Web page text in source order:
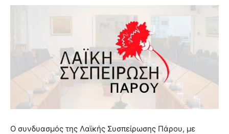
Ο συνδυασμός της Λαϊκής Συσπείρωσης Πάρου, με